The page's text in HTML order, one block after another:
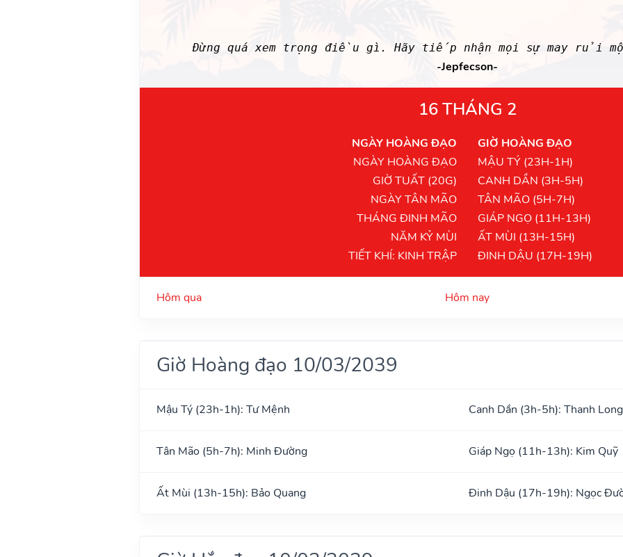
Đừng quá xem trọng điều gì. Hãy tiếp nhận mọi sự may rủi
-Jepfecson-
16 THÁNG 2
NGÀY HOÀNG ĐẠO
NGÀY HOÀNG ĐẠO
GIỜ TUẤT (20G)
NGÀY TÂN MÃO
THÁNG ĐINH MÃO
NĂM KỶ MÙI
TIẾT KHÍ: KINH TRẬP
GIỜ HOÀNG ĐẠO
MẬU TÝ (23H-1H)
CANH DẦN (3H-5H)
TÂN MÃO (5H-7H)
GIÁP NGỌ (11H-13H)
ẤT MÙI (13H-15H)
ĐINH DẬU (17H-19H)
Hôm qua Hôm nay
Giờ Hoàng đạo 10/03/2039
Mậu Tý (23h-1h): Tư Mệnh Canh Dần (3h-5h): Thanh Long
Tân Mão (5h-7h): Minh Đường Giáp Ngọ (11h-13h): Kim Quỹ
Ất Mùi (13h-15h): Bảo Quang Đinh Dậu (17h-19h): Ngọc